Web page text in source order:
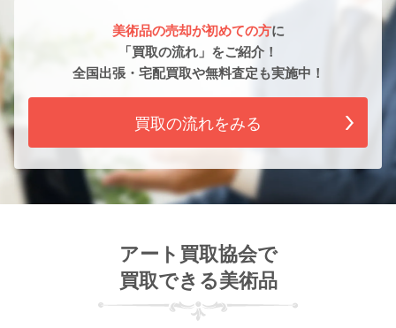
美術品の売却が初めての方に
「買取の流れ」をご紹介！
全国出張・宅配買取や無料査定も実施中！
買取の流れをみる
アート買取協会で
買取できる美術品